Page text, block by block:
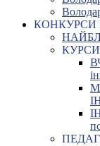
КОНКУРСИ
КУРСИ